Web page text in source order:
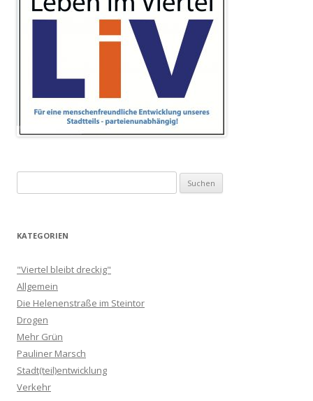
nach:
KATEGORIEN
"Viertel bleibt dreckig"
Allgemein
Die Helenenstraße im Steintor
Drogen
Mehr Grün
Pauliner Marsch
Stadt(teil)entwicklung
Verkehr